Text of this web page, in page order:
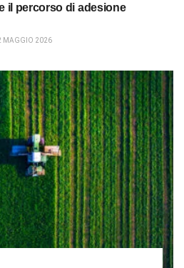
il percorso di adesione
MAGGIO 2026